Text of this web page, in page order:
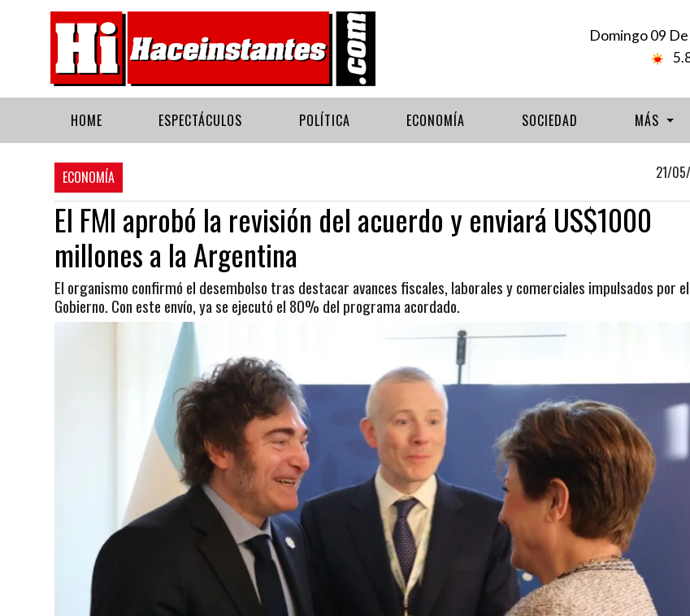
Domingo 09
HOME ESPECTÁCULOS POLÍTICA ECONOMÍA SOCIEDAD MÁS
ECONOMÍA 21/
El FMI aprobó la revisión del acuerdo y enviará US$1000
millones a la Argentina
El organismo confirmó el desembolso tras destacar avances fiscales, laborales y comerciales impulsados por el
Gobierno. Con este envío, ya se ejecutó el 80% del programa acordado.